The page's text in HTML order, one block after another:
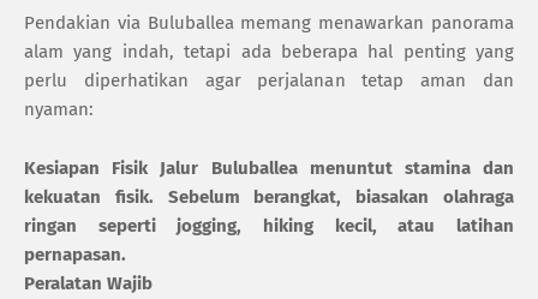
Pendakian via Buluballea memang menawarkan panorama
alam yang indah, tetapi ada beberapa hal penting yang
perlu diperhatikan agar perjalanan tetap aman dan
nyaman:
Kesiapan Fisik Jalur Buluballea menuntut stamina dan
kekuatan fisik. Sebelum berangkat, biasakan olahraga
ringan seperti jogging, hiking kecil, atau latihan
pernapasan.
Peralatan Wajib